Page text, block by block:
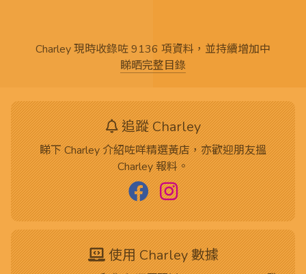
Charley 現時收錄咗 9136 項資料，並持續增加中
睇晒完整目錄
追蹤 Charley
睇下 Charley 介紹咗咩精選黃店，亦歡迎朋友搵
Charley 報料。
使用 Charley 數據